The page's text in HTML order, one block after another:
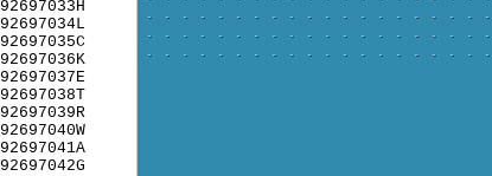
92697033H
92697034L
92697035C
92697036K
92697037E
92697038T
92697039R
92697040W
92697041A
92697042G